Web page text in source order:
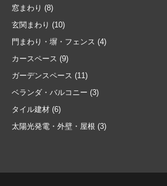
窓まわり (8)
玄関まわり (10)
門まわり・塀・フェンス (4)
カースペース (9)
ガーデンスペース (11)
ベランダ・バルコニー (3)
タイル建材 (6)
太陽光発電・外壁・屋根 (3)